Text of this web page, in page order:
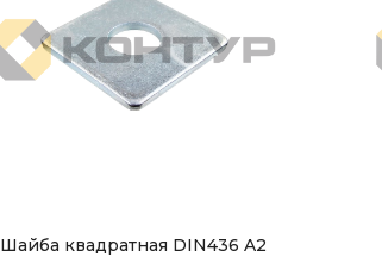
Шайба квадратная DIN436 A2